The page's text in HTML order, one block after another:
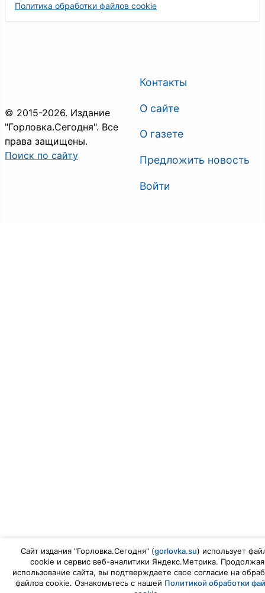
Политика обработки файлов cookie
© 2015-2026. Издание
"Горловка.Сегодня". Все
права защищены.
Поиск по сайту
Контакты
О сайте
О газете
Предложить новость
Войти
Сайт издания "Горловка.Сегодня" (gorlovka.su) использует
cookie и сервис веб-аналитики Яндекс.Метрика. Продолжая
использование сайта, вы подтверждаете свое согласие на
файлов cookie. Ознакомьтесь с нашей Политикой обработки